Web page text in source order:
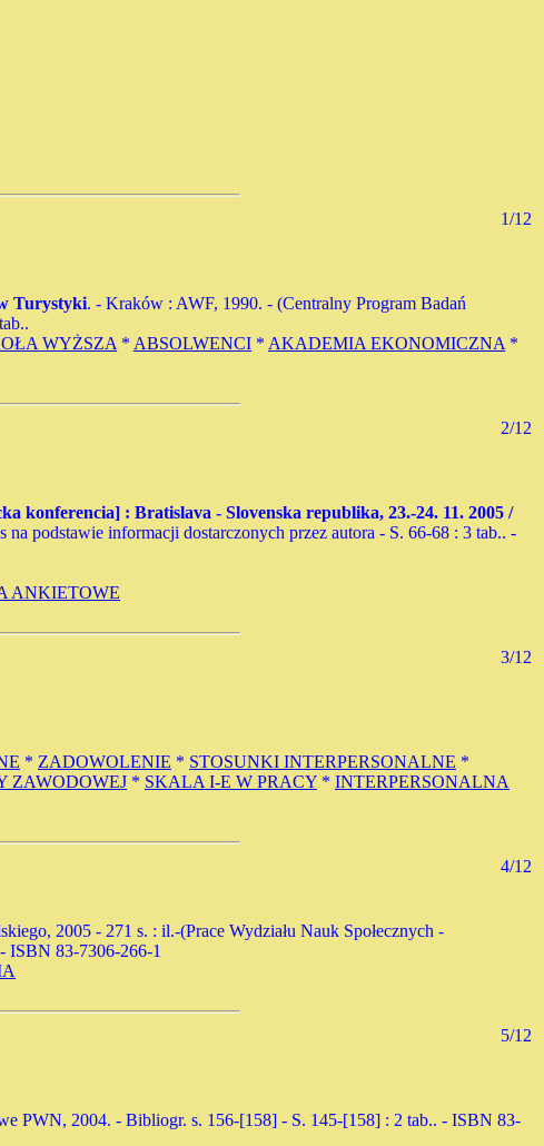
1/12
Turystyki. - Kraków : AWF, 1990. - (Centralny Program Badań
WYŻSZA * ABSOLWENCI * AKADEMIA EKONOMICZNA *
2/12
konferencia] : Bratislava - Slovenska republika, 23.-24. 11. 2005 /
podstawie informacji dostarczonych przez autora - S. 66-68 : 3 tab.. -
ANKIETOWE
3/12
* ZADOWOLENIE * STOSUNKI INTERPERSONALNE *
ZAWODOWEJ * SKALA I-E W PRACY * INTERPERSONALNA
4/12
2005 - 271 s. : il.-(Prace Wydziału Nauk Społecznych -
ISBN 83-7306-266-1
5/12
PWN, 2004. - Bibliogr. s. 156-[158] - S. 145-[158] : 2 tab.. - ISBN 83-